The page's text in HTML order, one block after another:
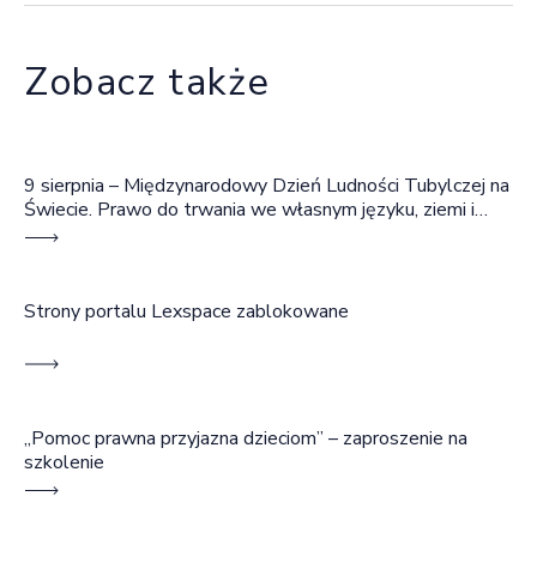
Zobacz także
9 sierpnia – Międzynarodowy Dzień Ludności Tubylczej na
Świecie. Prawo do trwania we własnym języku, ziemi i
wspólnocie
Strony portalu Lexspace zablokowane
„Pomoc prawna przyjazna dzieciom” – zaproszenie na
szkolenie